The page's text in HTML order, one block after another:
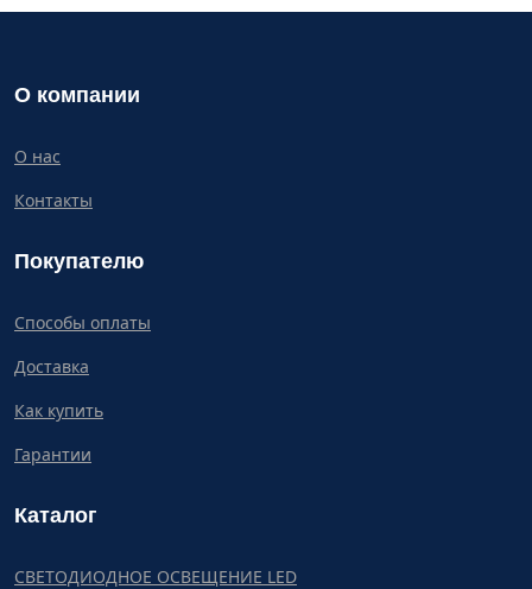
О компании
О нас
Контакты
Покупателю
Способы оплаты
Доставка
Как купить
Гарантии
Каталог
СВЕТОДИОДНОЕ ОСВЕЩЕНИЕ LED